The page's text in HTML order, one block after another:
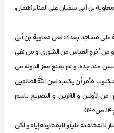
بن أبي سفيان على المنابر(همان،
على مساجد بغداد: لعن معاوية بن أبي
أخرج العباس من الشورى، و من نفى
عند جده، و لم يمنع معز الدولة من
فأمر أن يكتب: لعن اللَّه الظالمين
الأولين و الآخرين، و التصريح باسم
لمخالفته علياً و لا بمحاربته إياه و لكن